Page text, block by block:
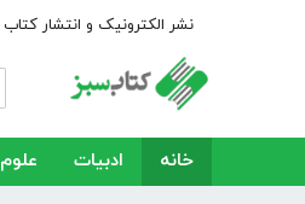
نشر الکترونیک و انتشار کتاب
خانه ادبیات علوم